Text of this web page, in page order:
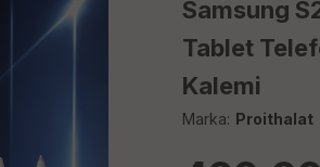
Samsung
Tablet
Kalemi
Marka: Proithalat